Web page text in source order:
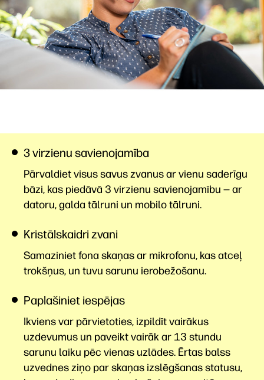
3 virzienu savienojamība
Pārvaldiet visus savus zvanus ar vienu saderīgu
bāzi, kas piedāvā 3 virzienu savienojamību — ar
datoru, galda tālruni un mobilo tālruni.
Kristālskaidri zvani
Samaziniet fona skaņas ar mikrofonu, kas atceļ
trokšņus, un tuvu sarunu ierobežošanu.
Paplašiniet iespējas
Ikviens var pārvietoties, izpildīt vairākus
uzdevumus un paveikt vairāk ar 13 stundu
sarunu laiku pēc vienas uzlādes. Ērtas balss
uzvednes ziņo par skaņas izslēgšanas statusu,